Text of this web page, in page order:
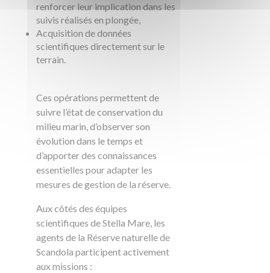
renforcer leur implication dans les
suivis réalisés en plongée,
Acquisition de données
scientifiques directement sur le
terrain.
Ces opérations permettent de
suivre l’état de conservation du
milieu marin, d’observer son
évolution dans le temps et
d’apporter des connaissances
essentielles pour adapter les
mesures de gestion de la réserve.
Aux côtés des équipes
scientifiques de Stella Mare, les
agents de la Réserve naturelle de
Scandola participent activement
aux missions :